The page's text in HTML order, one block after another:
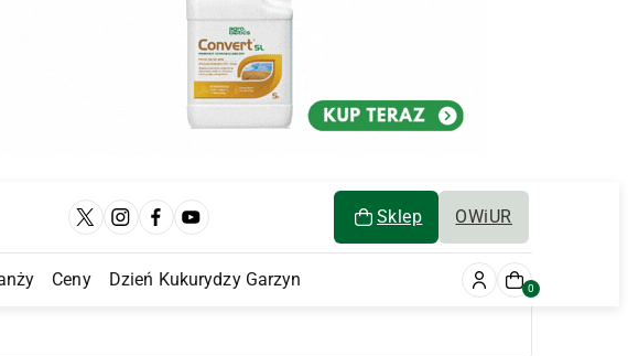
Sklep OWiUR
Ceny Dzień Kukurydzy Garzyn 0